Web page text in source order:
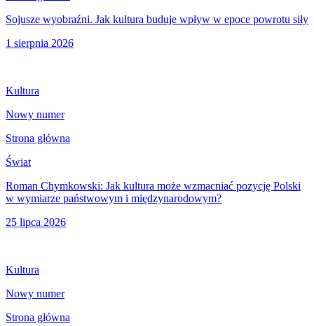
Sojusze wyobraźni. Jak kultura buduje wpływ w epoce powrotu siły
1 sierpnia 2026
Kultura
Nowy numer
Strona główna
Świat
Roman Chymkowski: Jak kultura może wzmacniać pozycję Polski
w wymiarze państwowym i międzynarodowym?
25 lipca 2026
Kultura
Nowy numer
Strona główna